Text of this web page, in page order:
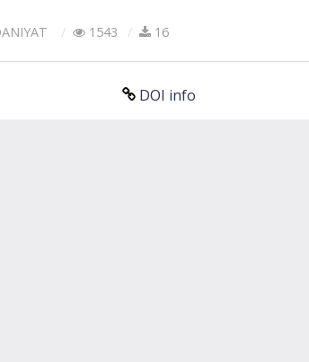
1543 16
DOI info